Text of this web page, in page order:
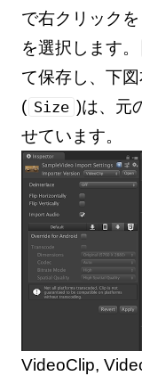
で右クリックを
を選択します。
て保存し、下
( Size )は、元
せています。
VideoClip,